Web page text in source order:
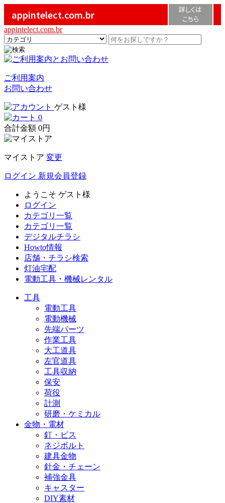
appintelect.com.br
詳しくは
こちら
appintelect.com.br
ご利用案内
お問い合わせ
ゲスト様
0
合計金額 0円
マイストア 変更
ログイン 新規会員登録
ようこそ ゲスト様
ログイン
カテゴリ一覧
カテゴリ一覧
デジタルチラシ
Howto情報
店舗・チラシ検索
灯油宅配
電動工具・機械レンタル
工具
電動工具
電動機械
先端パーツ
作業工具
大工道具
左官道具
工具収納
保安
荷役
計測
研磨・ケミカル
金物・電材
釘・ビス
ネジボルト
建具金物
針金・チェーン
補強金具
キャスター
DIY素材